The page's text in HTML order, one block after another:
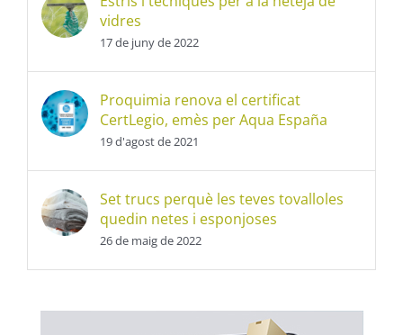
vidres
17 de juny de 2022
Proquimia renova el certificat
CertLegio, emès per Aqua España
19 d'agost de 2021
Set trucs perquè les teves tovalloles
quedin netes i esponjoses
26 de maig de 2022